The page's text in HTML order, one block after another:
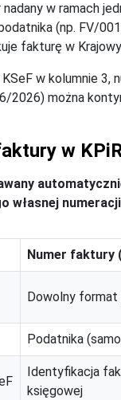
w ramach
(np. FV/
fakturę w
w kolumnie 3,
można
w
własnej
Numer faktury
Dowolny
Podatnika
Identyfikacja
księgowej